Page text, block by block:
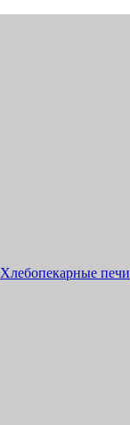
Хлебопекарные печи